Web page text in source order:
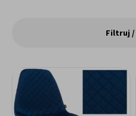
Filtruj